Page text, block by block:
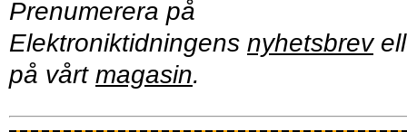
Prenumerera på
Elektroniktidningens nyhetsbrev
på vårt magasin.